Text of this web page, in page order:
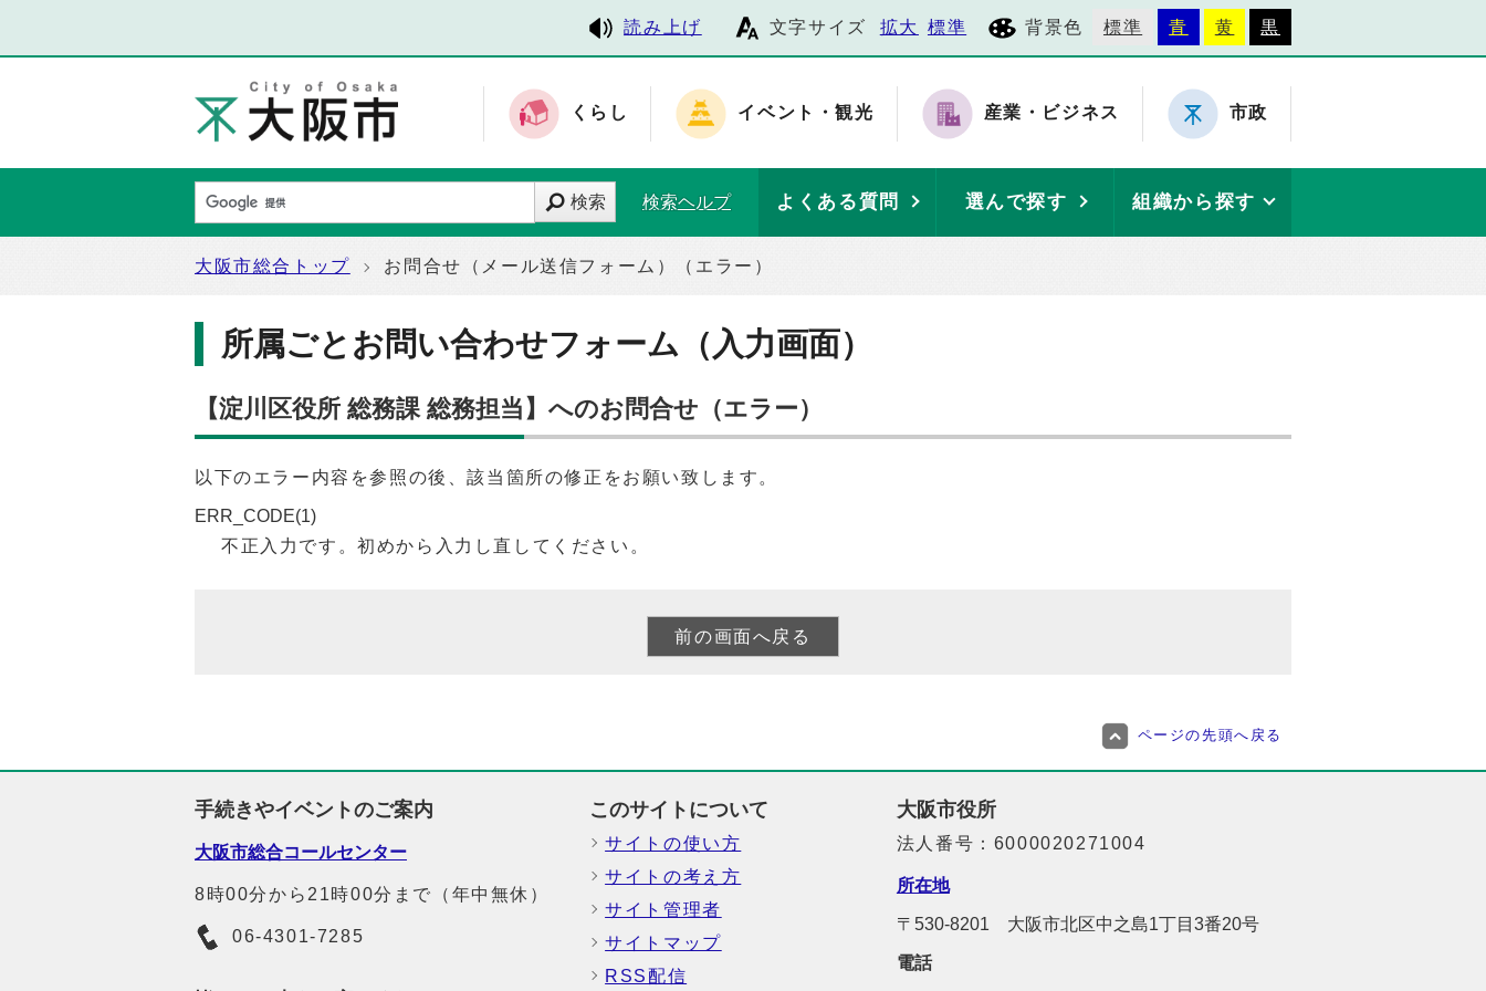
読み上げ 文字サイズ 拡大 標準 背景色 標準 青 黄 黒
くらし イベント・観光 産業・ビジネス 市政
検索 検索ヘルプ よくある質問 選んで探す 組織から探す
大阪市総合トップ お問合せ（メール送信フォーム）（エラー）
所属ごとお問い合わせフォーム（入力画面）
【淀川区役所 総務課 総務担当】へのお問合せ（エラー）
以下のエラー内容を参照の後、該当箇所の修正をお願い致します。
ERR_CODE(1)
不正入力です。初めから入力し直してください。
ページの先頭へ戻る
手続きやイベントのご案内
大阪市総合コールセンター
8時00分から21時00分まで（年中無休）
06-4301-7285
このサイトについて
サイトの使い方
サイトの考え方
サイト管理者
サイトマップ
RSS配信
大阪市役所
法人番号：6000020271004
所在地
〒530-8201 大阪市北区中之島1丁目3番20号
電話